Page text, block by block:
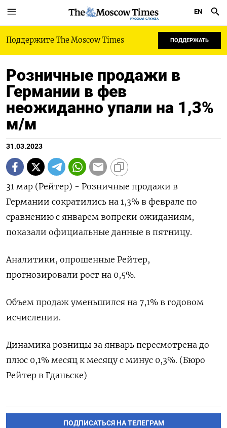
РУССКАЯ СЛУЖБА
EN
Поддержите The Moscow Times ПОДДЕРЖАТЬ
Розничные продажи в
Германии в фев
неожиданно упали на 1,3%
м/м
31.03.2023
31 мар (Рейтер) - Розничные продажи в
Германии сократились на 1,3% в феврале по
сравнению с январем вопреки ожиданиям,
показали официальные данные в пятницу.
Аналитики, опрошенные Рейтер,
прогнозировали рост на 0,5%.
Объем продаж уменьшился на 7,1% в годовом
исчислении.
Динамика розницы за январь пересмотрена до
плюс 0,1% месяц к месяцу с минус 0,3%. (Бюро
Рейтер в Гданьске)
ПОДПИСАТЬСЯ НА ТЕЛЕГРАМ